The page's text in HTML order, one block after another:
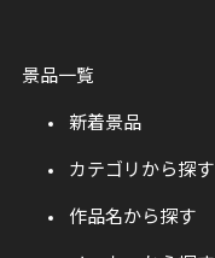
景品一覧
新着景品
カテゴリから探す
作品名から探す